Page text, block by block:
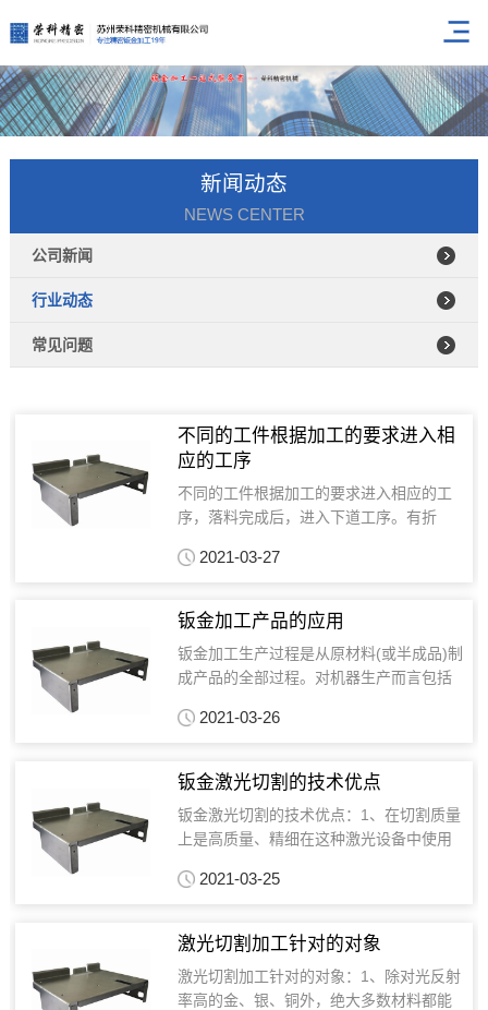
新闻动态
NEWS CENTER
公司新闻
行业动态
常见问题
不同的工件根据加工的要求进入相
应的工序
不同的工件根据加工的要求进入相应的工
序，落料完成后，进入下道工序。有折
差，有时在折弯一两道后要将螺母或螺...
2021-03-27
钣金加工产品的应用
钣金加工生产过程是从原材料(或半成品)制
成产品的全部过程。对机器生产而言包括
的制造、零件的加工和热处理，...
2021-03-26
钣金激光切割的技术优点
钣金激光切割的技术优点：1、在切割质量
上是高质量、精细在这种激光设备中使用
以使激光切割机达到非常高的功率...
2021-03-25
​激光切割加工针对的对象
激光切割加工针对的对象：1、除对光反射
率高的金、银、铜外，绝大多数材料都能